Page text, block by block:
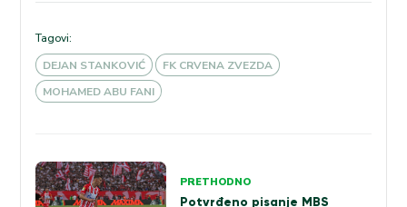
Tagovi:
DEJAN STANKOVIĆ
FK CRVENA ZVEZDA
MOHAMED ABU FANI
Kretanje
PRETHODNO
Potvrđeno pisanje MBS